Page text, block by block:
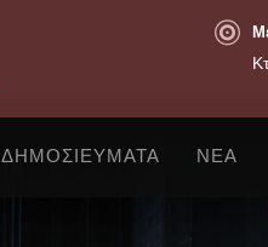
ΔΗΜΟΣΙΕΥΜΑΤΑ ΝΕΑ